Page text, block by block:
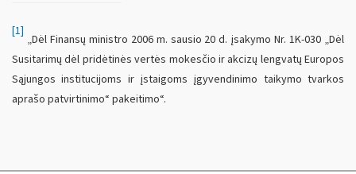
[1]
„Dėl Finansų ministro 2006 m. sausio 20 d. įsakymo Nr. 1K-030 „Dėl
Susitarimų dėl pridėtinės vertės mokesčio ir akcizų lengvatų Europos
Sąjungos institucijoms ir įstaigoms įgyvendinimo taikymo tvarkos
aprašo patvirtinimo“ pakeitimo“.